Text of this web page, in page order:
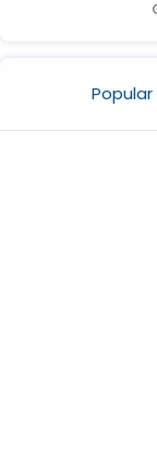
Popular